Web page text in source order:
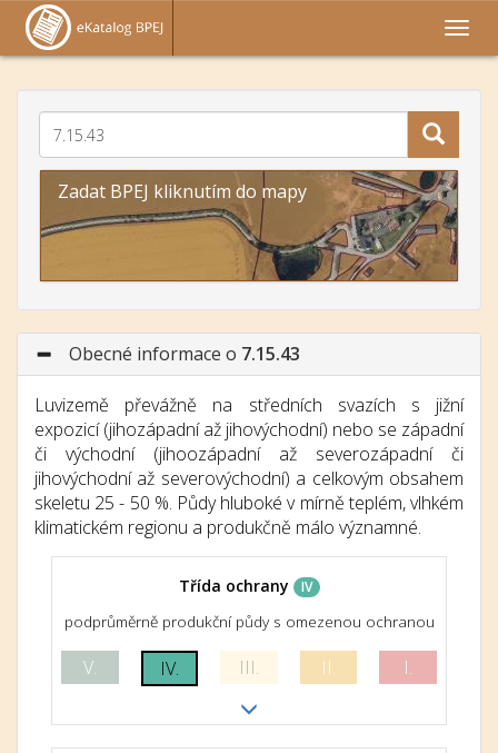
Zadat BPEJ kliknutím do mapy
Obecné informace o 7.15.43
Luvizemě převážně na středních svazích s jižní
expozicí (jihozápadní až jihovýchodní) nebo se západní
či východní (jihoozápadní až severozápadní či
jihovýchodní až severovýchodní) a celkovým obsahem
skeletu 25 - 50 %. Půdy hluboké v mírně teplém, vlhkém
klimatickém regionu a produkčně málo významné.
Třída ochrany IV
podprůměrně produkční půdy s omezenou ochranou
V. IV. III. II. I.